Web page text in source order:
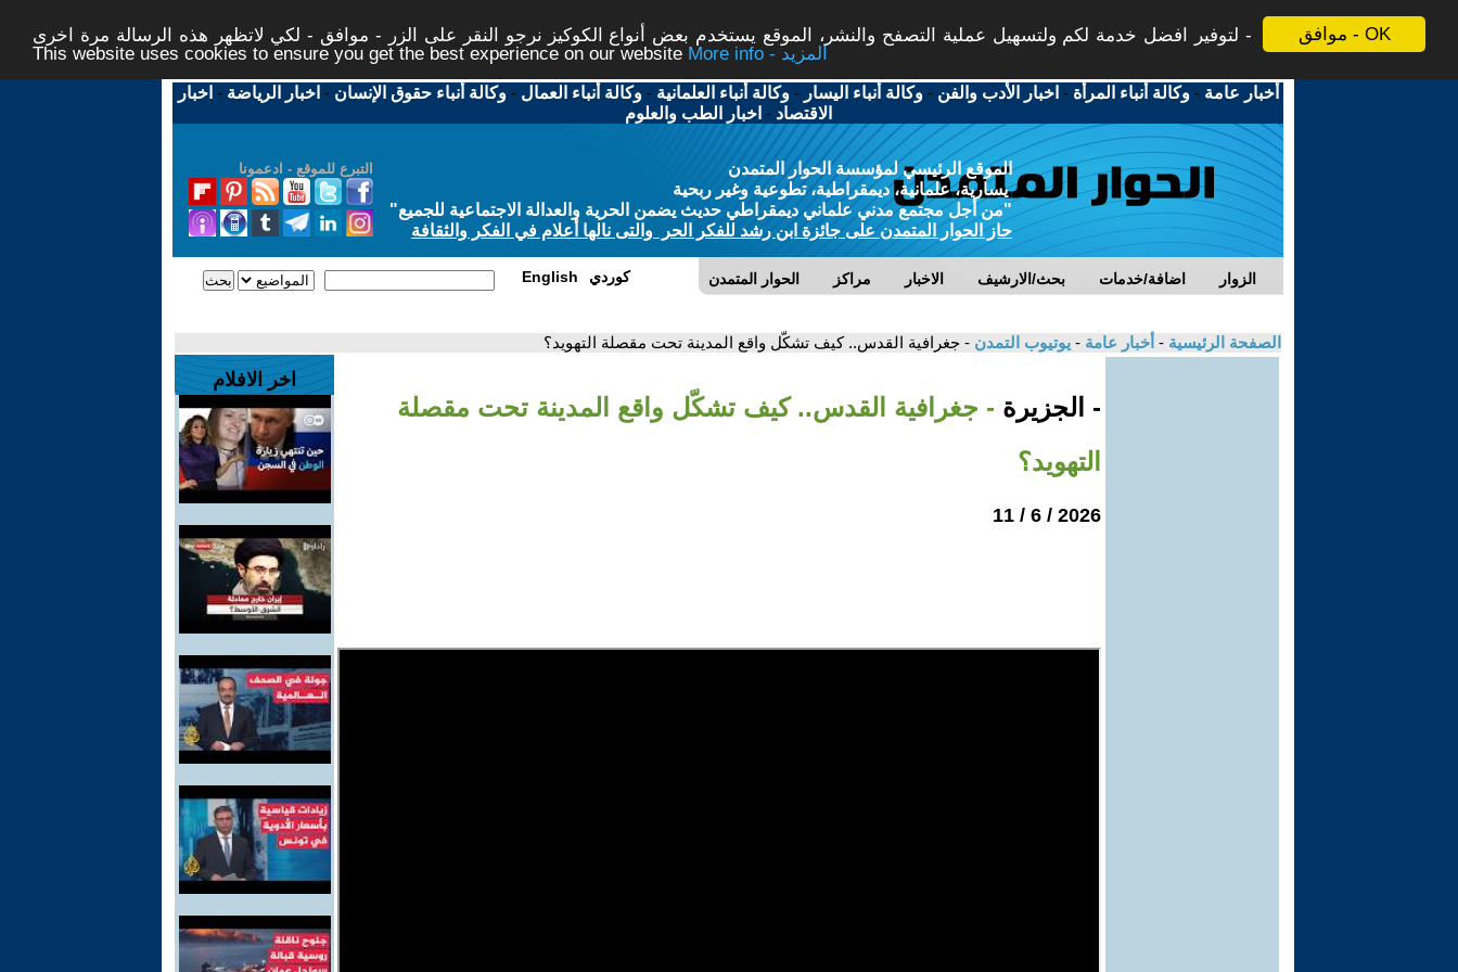
موافق - OK
لتوفير افضل خدمة لكم ولتسهيل عملية التصفح والنشر، الموقع يستخدم بعض أنواع الكوكيز نرجو النقر على الزر - موافق - لكي لاتظهر هذه الرسالة مرة اخرى -
This website uses cookies to ensure you get the best experience on our website
More info - المزيد
أخبار عامة -وكالة أنباء المرأة - اخبار الأدب والفن -وكالة أنباء اليسار -وكالة أنباء العلمانية -وكالة أنباء العمال -وكالة أنباء حقوق الإنسان - اخبار الرياضة - اخبار
الاقتصاد - اخبار الطب والعلوم
التبرع للموقع - ادعمونا
الموقع الرئيسي لمؤسسة الحوار المتمدن
يسارية، علمانية، ديمقراطية، تطوعية وغير ربحية
"من أجل مجتمع مدني علماني ديمقراطي حديث يضمن الحرية والعدالة الاجتماعية للجميع"
حاز الحوار المتمدن على جائزة ابن رشد للفكر الحر والتى نالها أعلام في الفكر والثقافة
الحوار المتمدن مراكز الاخبار بحث/الارشيف اضافة/خدمات الزوار English كوردي
الصفحة الرئيسية - أخبار عامة - يوتيوب التمدن - جغرافية القدس.. كيف تشكّل واقع المدينة تحت مقصلة التهويد؟
- الجزيرة - جغرافية القدس.. كيف تشكّل واقع المدينة تحت مقصلة
التهويد؟
2026 / 6 / 11
اخر الافلام